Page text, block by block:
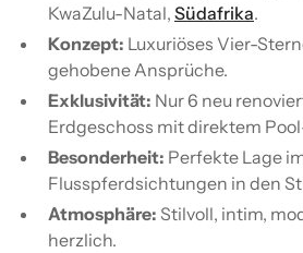
KwaZulu-Natal, Südafrika.
Konzept: Luxuriöses Vier-
gehobene Ansprüche.
Exklusivität: Nur 6 neu
Erdgeschoss mit direktem
Besonderheit: Perfekte Lage
Flusspferdsichtungen in den
Atmosphäre: Stilvoll, intim,
herzlich.